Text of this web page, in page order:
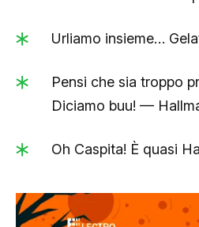
Urliamo insieme…
Pensi che sia troppo
Diciamo buu! —
Oh Caspita! È quasi